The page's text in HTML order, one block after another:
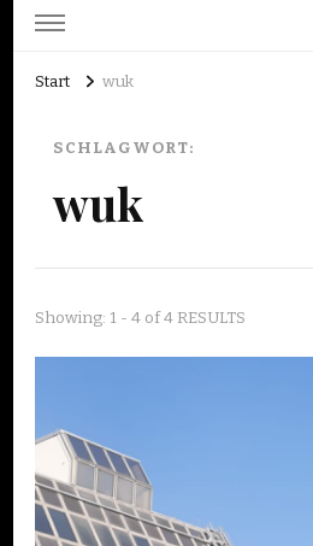
Start wuk
SCHLAGWORT:
wuk
Showing: 1 - 4 of 4 RESULTS